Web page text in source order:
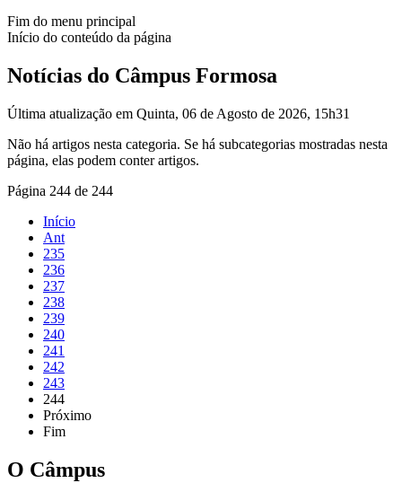
Fim do menu principal
Início do conteúdo da página
Notícias do Câmpus Formosa
Última atualização em Quinta, 06 de Agosto de 2026, 15h31
Não há artigos nesta categoria. Se há subcategorias mostradas nesta
página, elas podem conter artigos.
Página 244 de 244
Início
Ant
235
236
237
238
239
240
241
242
243
244
Próximo
Fim
O Câmpus